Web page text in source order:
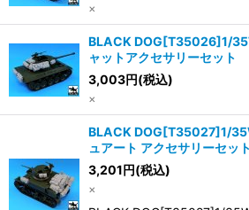
×
BLACK DOG[T35026]1/
ャットアクセサリーセット
3,003円(税込)
×
BLACK DOG[T35027]1/
ュアート アクセサリーセット
3,201円(税込)
×